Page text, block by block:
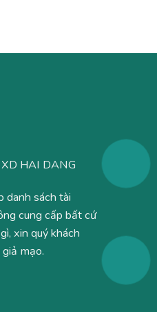
HAI DANG
danh sách tài
cung cấp bất cứ
xin quý khách
mạo.